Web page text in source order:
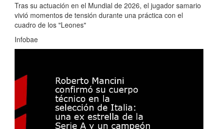
Tras su actuación en el Mundial de 2026, el jugador samario
vivió momentos de tensión durante una práctica con el
cuadro de los "Leones"
Infobae